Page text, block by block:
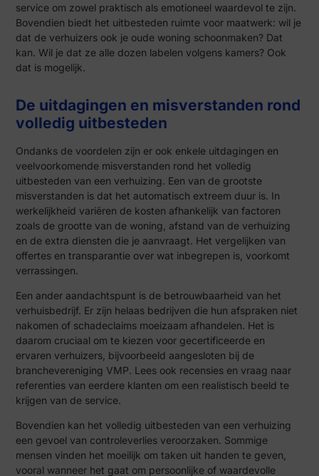
service om zowel praktisch als emotioneel waardevol te zijn.
Bovendien biedt het uitbesteden ruimte voor maatwerk: wil je
dat de verhuizers ook je oude woning schoonmaken? Dat
kan. Wil je dat ze alle dozen labelen volgens kamers? Ook
dat is mogelijk.
De uitdagingen en misverstanden rond
volledig uitbesteden
Ondanks de voordelen zijn er ook enkele uitdagingen en
veelvoorkomende misverstanden rond het volledig
uitbesteden van een verhuizing. Een van de grootste
misverstanden is dat het automatisch extreem duur is. In
werkelijkheid variëren de kosten afhankelijk van factoren
zoals de grootte van de woning, afstand van de verhuizing
en de extra diensten die je aanvraagt. Het vergelijken van
offertes en transparantie over wat inbegrepen is, voorkomt
verrassingen.
Een ander aandachtspunt is de betrouwbaarheid van het
verhuisbedrijf. Er zijn helaas bedrijven die hun afspraken niet
nakomen of schadeclaims moeizaam afhandelen. Het is
daarom cruciaal om te kiezen voor gecertificeerde en
ervaren verhuizers, bijvoorbeeld aangesloten bij de
branchevereniging VMP. Lees ook recensies en vraag naar
referenties van eerdere klanten om een realistisch beeld te
krijgen van de service.
Bovendien kan het volledig uitbesteden van een verhuizing
een gevoel van controleverlies veroorzaken. Sommige
mensen vinden het moeilijk om taken uit handen te geven,
vooral wanneer het gaat om persoonlijke of waardevolle